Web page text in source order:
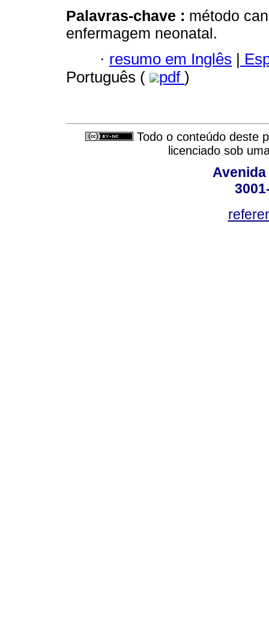
Palavras-chave : método
enfermagem neonatal.
· resumo em Inglês |
Português (
pdf )
Todo o conteúdo deste
licenciado sob